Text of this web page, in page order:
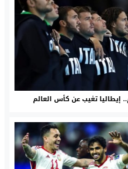
إيطاليا تغيب عن كأس العالم